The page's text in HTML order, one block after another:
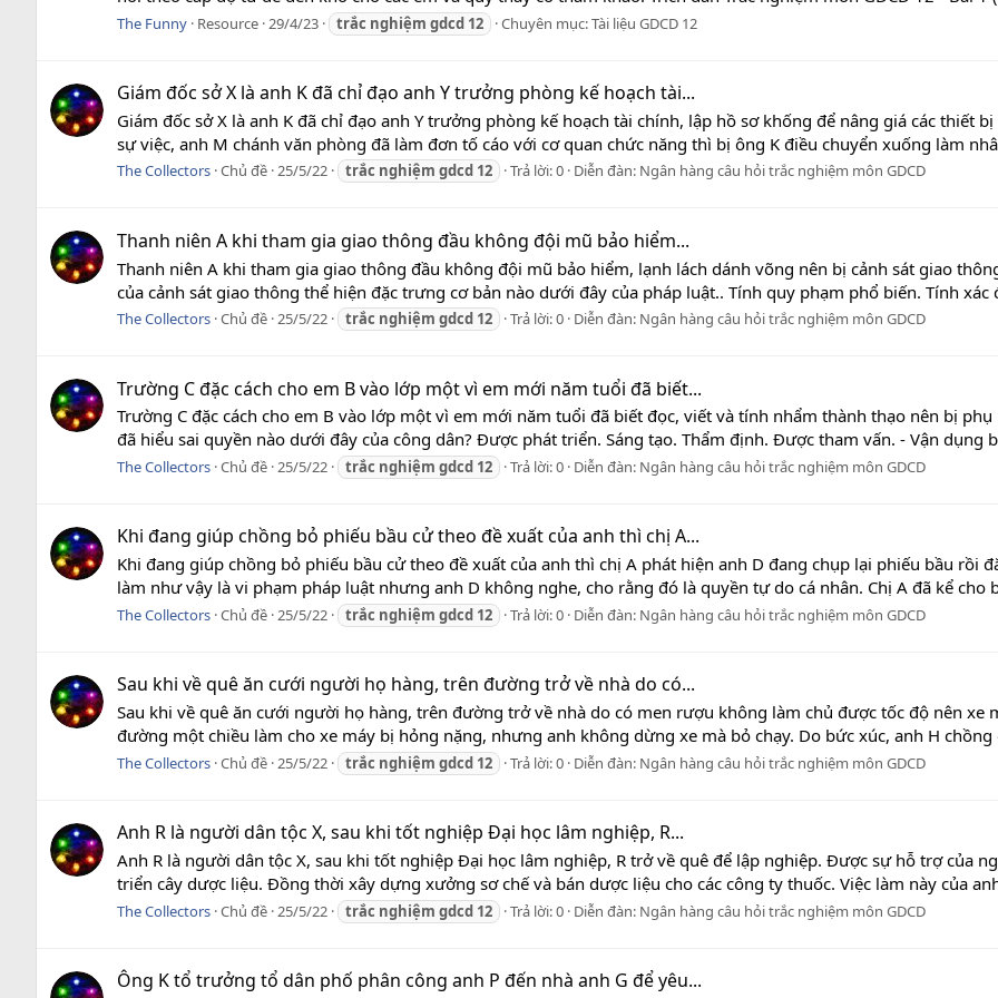
The Funny Resource 29/4/23 trắc nghiệm gdcd 12 Chuyên mục:Tài liệu GDCD 12
Giám đốc sở X là anh K đã chỉ đạo anh Y trưởng phòng kế hoạch tài...
Giám đốc sở X là anh K đã chỉ đạo anh Y trưởng phòng kế hoạch tài chính, lập hồ sơ khống để nâng giá các thiết
sự việc, anh M chánh văn phòng đã làm đơn tố cáo với cơ quan chức năng thì bị ông K điều chuyển xuống làm
The Collectors Chủ đề 25/5/22 trắc nghiệm gdcd 12 Trả lời: 0 Diễn đàn: Ngân hàng câu hỏi trắc nghiệm môn GDCD
Thanh niên A khi tham gia giao thông đầu không đội mũ bảo hiểm...
Thanh niên A khi tham gia giao thông đầu không đội mũ bảo hiểm, lạnh lách dánh võng nên bị cảnh sát giao
của cảnh sát giao thông thể hiện đặc trưng cơ bản nào dưới đây của pháp luật.. Tính quy phạm phổ biến. Tính xác
The Collectors Chủ đề 25/5/22 trắc nghiệm gdcd 12 Trả lời: 0 Diễn đàn: Ngân hàng câu hỏi trắc nghiệm môn GDCD
Trường C đặc cách cho em B vào lớp một vì em mới năm tuổi đã biết...
Trường C đặc cách cho em B vào lớp một vì em mới năm tuổi đã biết đọc, viết và tính nhẩm thành thạo nên bị
đã hiểu sai quyền nào dưới đây của công dân? Được phát triển. Sáng tạo. Thẩm định. Được tham vấn. - Vận dụng
The Collectors Chủ đề 25/5/22 trắc nghiệm gdcd 12 Trả lời: 0 Diễn đàn: Ngân hàng câu hỏi trắc nghiệm môn GDCD
Khi đang giúp chồng bỏ phiếu bầu cử theo đề xuất của anh thì chị A...
Khi đang giúp chồng bỏ phiếu bầu cử theo đề xuất của anh thì chị A phát hiện anh D đang chụp lại phiếu bầu rồi
làm như vậy là vi phạm pháp luật nhưng anh D không nghe, cho rằng đó là quyền tự do cá nhân. Chị A đã kể cho
The Collectors Chủ đề 25/5/22 trắc nghiệm gdcd 12 Trả lời: 0 Diễn đàn: Ngân hàng câu hỏi trắc nghiệm môn GDCD
Sau khi về quê ăn cưới người họ hàng, trên đường trở về nhà do có...
Sau khi về quê ăn cưới người họ hàng, trên đường trở về nhà do có men rượu không làm chủ được tốc độ nên xe
đường một chiều làm cho xe máy bị hỏng nặng, nhưng anh không dừng xe mà bỏ chạy. Do bức xúc, anh H chồng
The Collectors Chủ đề 25/5/22 trắc nghiệm gdcd 12 Trả lời: 0 Diễn đàn: Ngân hàng câu hỏi trắc nghiệm môn GDCD
Anh R là người dân tộc X, sau khi tốt nghiệp Đại học lâm nghiệp, R...
Anh R là người dân tộc X, sau khi tốt nghiệp Đại học lâm nghiệp, R trở về quê để lập nghiệp. Được sự hỗ trợ của
triển cây dược liệu. Đồng thời xây dựng xưởng sơ chế và bán dược liệu cho các công ty thuốc. Việc làm này của
The Collectors Chủ đề 25/5/22 trắc nghiệm gdcd 12 Trả lời: 0 Diễn đàn: Ngân hàng câu hỏi trắc nghiệm môn GDCD
Ông K tổ trưởng tổ dân phố phân công anh P đến nhà anh G để yêu...